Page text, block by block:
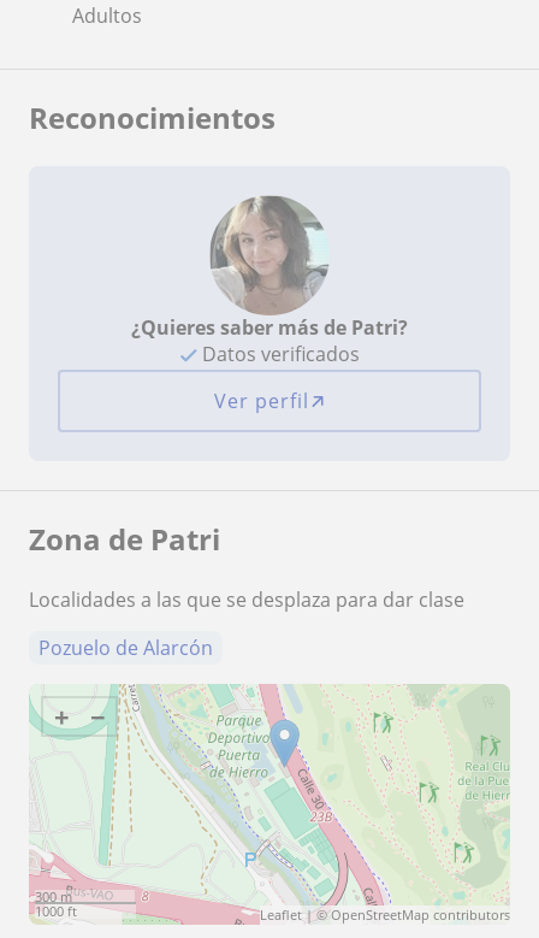
Adultos
Reconocimientos
¿Quieres saber más de Patri?
Datos verificados
Ver perfil
Zona de Patri
Localidades a las que se desplaza para dar clase
Pozuelo de Alarcón
+ −
300 m
1000 ft
Leaflet| ©OpenStreetMap contributors